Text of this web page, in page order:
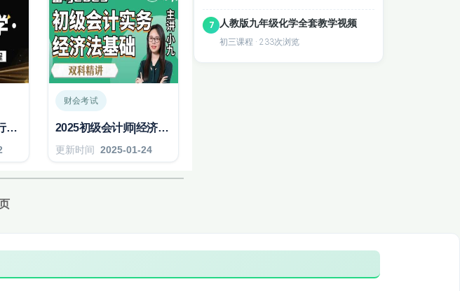
货币金融学/货币银行学/金融学精讲
财会考试
2025初级会计师|经济法课程
更新时间 2025-01-24
7 人教版九年级化学全套教学视频
初三课程 · 233次浏览